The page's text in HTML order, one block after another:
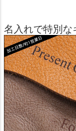
名入れで特別な